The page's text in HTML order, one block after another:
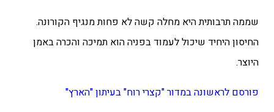
שממה תרבותית היא מחלה קשה לא פחות מנגיף הקורונה.
החיסון היחיד שיכול לעמוד בפניה הוא תמיכה והכרה באמן
היוצר.
פורסם לראשונה במדור "קצרי רוח" בעיתון "הארץ"